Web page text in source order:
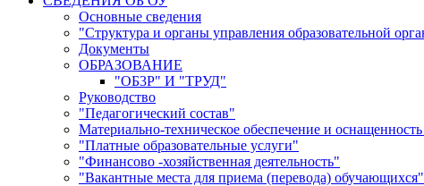
Основные сведения
"Структура и органы управления образовательной
Документы
ОБРАЗОВАНИЕ
"ОБ3Р" И "ТРУД"
Руководство
"Педагогический состав"
Материально-техническое обеспечение и
"Платные образовательные услуги"
"Финансово -хозяйственная деятельность"
"Вакантные места для приема (перевода) обучающихся"